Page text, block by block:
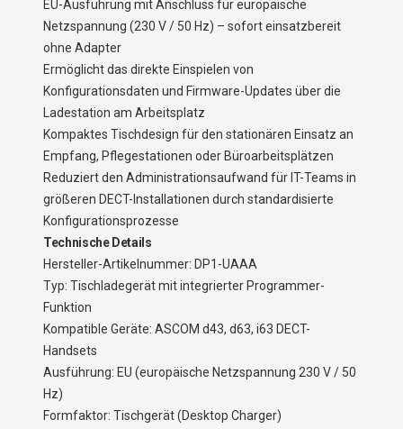
EU-Ausführung mit Anschluss für europäische
Netzspannung (230 V / 50 Hz) – sofort einsatzbereit
ohne Adapter
Ermöglicht das direkte Einspielen von
Konfigurationsdaten und Firmware-Updates über die
Ladestation am Arbeitsplatz
Kompaktes Tischdesign für den stationären Einsatz an
Empfang, Pflegestationen oder Büroarbeitsplätzen
Reduziert den Administrationsaufwand für IT-Teams in
größeren DECT-Installationen durch standardisierte
Konfigurationsprozesse
Technische Details
Hersteller-Artikelnummer: DP1-UAAA
Typ: Tischladegerät mit integrierter Programmer-
Funktion
Kompatible Geräte: ASCOM d43, d63, i63 DECT-
Handsets
Ausführung: EU (europäische Netzspannung 230 V / 50
Hz)
Formfaktor: Tischgerät (Desktop Charger)